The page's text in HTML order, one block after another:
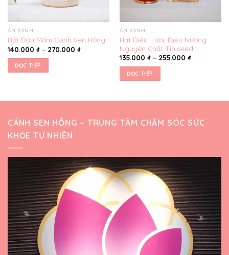
ĂN XANH
Bột Đậu Mầm Cánh Sen Hồng
140.000 ₫– 270.000 ₫
ĐỌC TIẾP
ĂN XANH
Hạt Điều Tươi, Điều Nướng
Nguyên Chất Tiniseed
135.000 ₫– 255.000 ₫
ĐỌC TIẾP
CÁNH SEN HỒNG – TRUNG TÂM CHĂM SÓC SỨC
KHỎE TỰ NHIÊN